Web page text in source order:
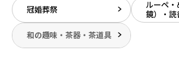
冠婚葬祭
ルーペ
鏡）・読
和の趣味・茶器・茶道具